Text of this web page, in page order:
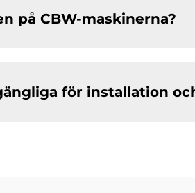
på CBW-maskinerna?
för installation